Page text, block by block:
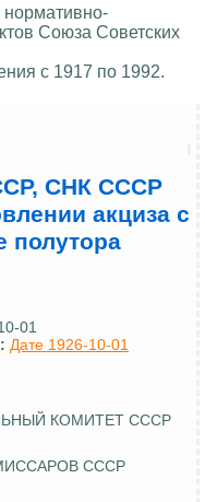
нормативно-
Союза Советских
с 1917 по 1992.
СНК СССР
акциза с
полутора
01
Дате 1926-10-01
КОМИТЕТ СССР
СССР